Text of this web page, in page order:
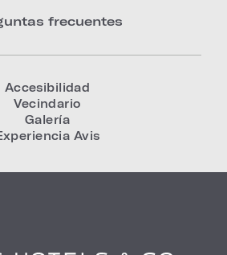
frecuentes
Accesibilidad
Vecindario
Galería
Avis